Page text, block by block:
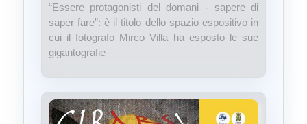
“Essere protagonisti del domani - sapere di
saper fare”: è il titolo dello spazio espositivo in
cui il fotografo Mirco Villa ha esposto le sue
gigantografie